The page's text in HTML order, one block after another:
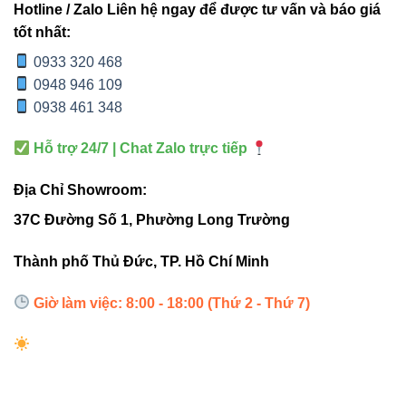
3000K:Ánh vàng ấm – tạo cảm giác ấm cúng, thư
giãn.
3500K – 4000K:
hiệu quả.
5. Lợi ích khi chọn V4DLF-15
15W
Hotline / Zalo Liên hệ ngay để được tư vấn và báo giá
tốt nhất:
0933 320 468
0948 946 109
0938 461 348
Hỗ trợ 24/7 | Chat Zalo trực tiếp
Địa Chỉ Showroom:
37C Đường Số 1, Phường Long Trường
Thành phố Thủ Đức, TP. Hồ Chí Minh
Giờ làm việc: 8:00 - 18:00 (Thứ 2 - Thứ 7)